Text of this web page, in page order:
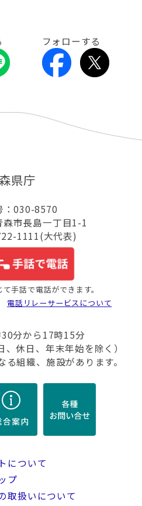
フォローする
県庁
：030-8570
市長島一丁目1-1
1111(大代表)
手話で電話ができます。
電話リレーサービスについて
分から17時15分
、休日、年末年始を除く）
組織、施設があります。
について
プ
取扱いについて